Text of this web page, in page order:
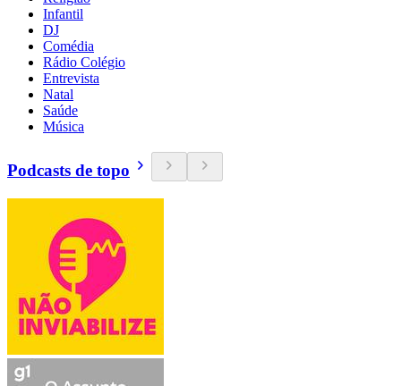
Infantil
DJ
Comédia
Rádio Colégio
Entrevista
Natal
Saúde
Música
Podcasts de topo